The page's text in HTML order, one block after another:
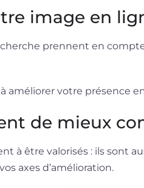
image en
prennent en
améliorer votre présence
de mieux
à être valorisés : ils sont
axes d’amélioration.